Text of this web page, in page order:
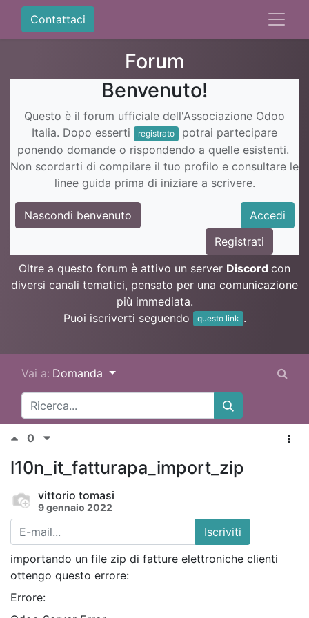
Contattaci
Forum
Benvenuto!
Questo è il forum ufficiale dell'Associazione Odoo
Italia. Dopo esserti
registrato
potrai partecipare
ponendo domande o rispondendo a quelle esistenti.
Non scordarti di compilare il tuo profilo e consultare le
linee guida prima di iniziare a scrivere.
Nascondi benvenuto
Accedi
Registrati
Oltre a questo forum è attivo un server Discord con
diversi canali tematici, pensato per una comunicazione
più immediata.
Puoi iscriverti seguendo
questo link .
Vai a: Domanda
0
l10n_it_fatturapa_import_zip
vittorio tomasi
9 gennaio 2022
Iscriviti
importando un file zip di fatture elettroniche clienti
ottengo questo errore:
Errore: